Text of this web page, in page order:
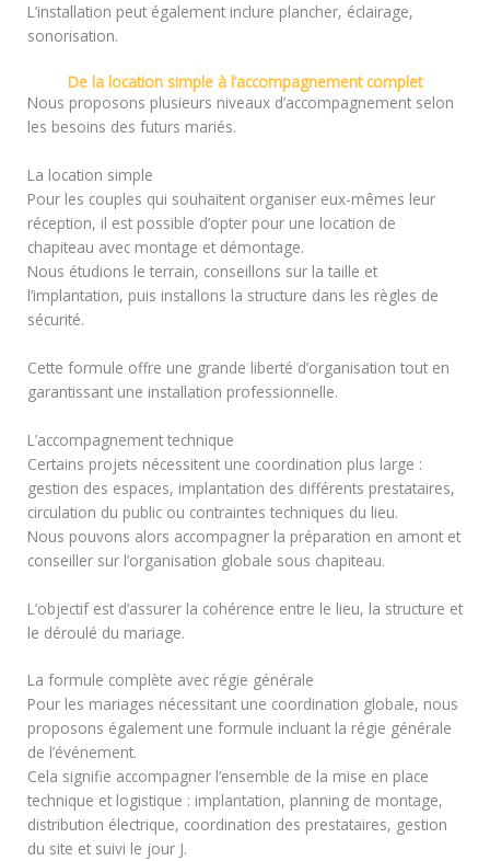
L’installation peut également inclure plancher, éclairage,
sonorisation.
De la location simple à l’accompagnement complet
Nous proposons plusieurs niveaux d’accompagnement selon
les besoins des futurs mariés.
La location simple
Pour les couples qui souhaitent organiser eux-mêmes leur
réception, il est possible d’opter pour une location de
chapiteau avec montage et démontage.
Nous étudions le terrain, conseillons sur la taille et
l’implantation, puis installons la structure dans les règles de
sécurité.
Cette formule offre une grande liberté d’organisation tout en
garantissant une installation professionnelle.
L’accompagnement technique
Certains projets nécessitent une coordination plus large :
gestion des espaces, implantation des différents prestataires,
circulation du public ou contraintes techniques du lieu.
Nous pouvons alors accompagner la préparation en amont et
conseiller sur l’organisation globale sous chapiteau.
L’objectif est d’assurer la cohérence entre le lieu, la structure et
le déroulé du mariage.
La formule complète avec régie générale
Pour les mariages nécessitant une coordination globale, nous
proposons également une formule incluant la régie générale
de l’événement.
Cela signifie accompagner l’ensemble de la mise en place
technique et logistique : implantation, planning de montage,
distribution électrique, coordination des prestataires, gestion
du site et suivi le jour J.